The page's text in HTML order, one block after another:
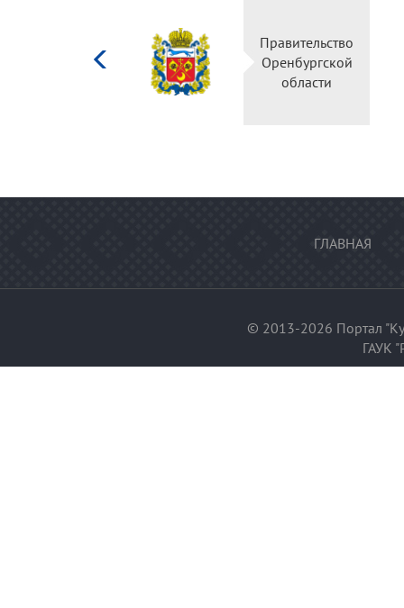
культуры
Российской
Правительство
Оренбургской
области
ГЛАВНАЯ
© 2013-2026 Портал
ГАУК